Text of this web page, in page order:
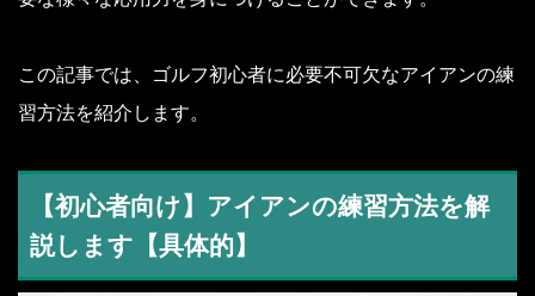
この記事では、ゴルフ初心者に必要不可欠なアイアンの練
習方法を紹介します。
【初心者向け】アイアンの練習方法を解
説します【具体的】